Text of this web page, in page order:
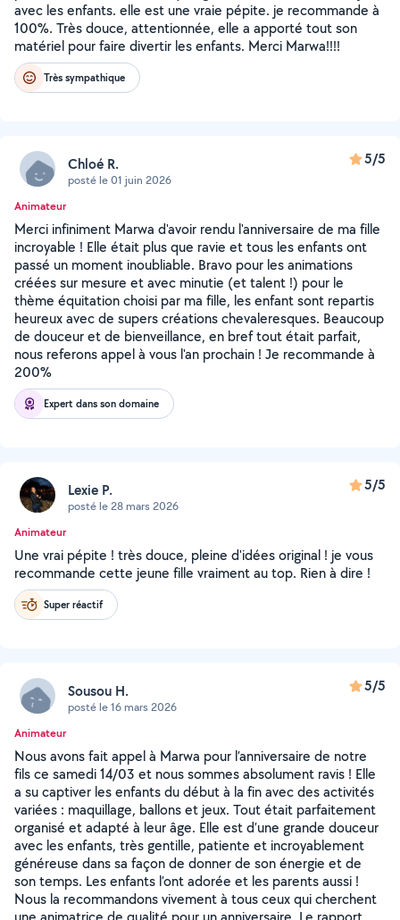
avec les enfants. elle est une vraie pépite. je recommande à
100%. Très douce, attentionnée, elle a apporté tout son
matériel pour faire divertir les enfants. Merci Marwa!!!!
Très sympathique
Chloé R.
posté le 01 juin 2026
5/5
Animateur
Merci infiniment Marwa d'avoir rendu l'anniversaire de ma fille
incroyable ! Elle était plus que ravie et tous les enfants ont
passé un moment inoubliable. Bravo pour les animations
créées sur mesure et avec minutie (et talent !) pour le
thème équitation choisi par ma fille, les enfant sont repartis
heureux avec de supers créations chevaleresques. Beaucoup
de douceur et de bienveillance, en bref tout était parfait,
nous referons appel à vous l'an prochain ! Je recommande à
200%
Expert dans son domaine
Lexie P.
posté le 28 mars 2026
5/5
Animateur
Une vrai pépite ! très douce, pleine d'idées original ! je vous
recommande cette jeune fille vraiment au top. Rien à dire !
Super réactif
Sousou H.
posté le 16 mars 2026
5/5
Animateur
Nous avons fait appel à Marwa pour l’anniversaire de notre
fils ce samedi 14/03 et nous sommes absolument ravis ! Elle
a su captiver les enfants du début à la fin avec des activités
variées : maquillage, ballons et jeux. Tout était parfaitement
organisé et adapté à leur âge. Elle est d’une grande douceur
avec les enfants, très gentille, patiente et incroyablement
généreuse dans sa façon de donner de son énergie et de
son temps. Les enfants l’ont adorée et les parents aussi !
Nous la recommandons vivement à tous ceux qui cherchent